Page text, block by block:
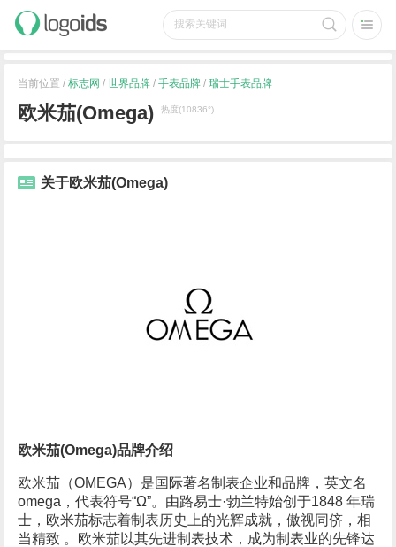
当前位置 / 标志网 / 世界品牌 / 手表品牌 / 瑞士手表品牌
欧米茄(Omega) 热度(10836°)
关于欧米茄(Omega)
欧米茄(Omega)品牌介绍
欧米茄（OMEGA）是国际著名制表企业和品牌，英文名
omega，代表符号“Ω”。由路易士·勃兰特始创于1848 年瑞
士，欧米茄标志着制表历史上的光辉成就，傲视同侪，相
当精致 。欧米茄以其先进制表技术，成为制表业的先锋达